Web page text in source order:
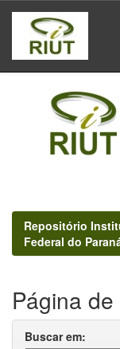
Skip
navigation
Repositório
Federal do
Página
Buscar em: